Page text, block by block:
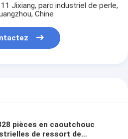
Jixiang, parc industriel de perle,
Chine
pièces en caoutchouc
de ressort de